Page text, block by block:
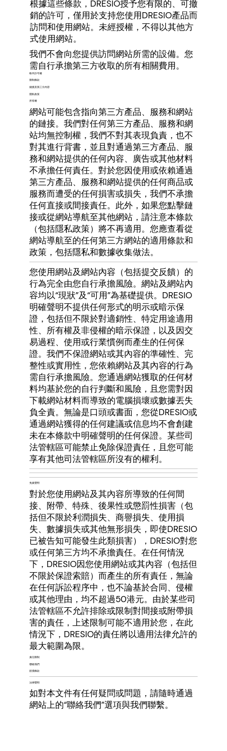
我們不會向您提供訪問網站所需的設備。您
需自行承擔第三方收取的所有相關費用。
根據這些條款，DRESIO授予您有限的、可撤
銷的許可，僅用於支持您使用DRESIO產品而
訪問和使用網站。未經授權，不得以其他方
式使用網站。
軟件許可權
限制條款
所有權
隱私政策
鏈接及第三方內容
網站可能包含指向第三方產品、服務和網站
的鏈接。我們對任何第三方產品、服務和網
站均無控制權，我們不對其表現負責，也不
對其進行背書，並且對通過第三方產品、服
務和網站提供的任何內容、廣告或其他材料
不承擔任何責任。對於您因使用或依賴通過
第三方產品、服務和網站提供的任何商品或
服務而遭受的任何損害或損失，我們不承擔
任何直接或間接責任。此外，如果您點擊鏈
接或從網站導航至其他網站，請注意本條款
（包括隱私政策）將不再適用。您應查看從
網站導航至的任何第三方網站的適用條款和
政策，包括隱私和數據收集做法。
免責聲明
您使用網站及網站內容（包括提交反饋）的
行為完全由您自行承擔風險。網站及網站內
容均以“現狀”及“可用”為基礎提供。DRESIO
明確聲明不提供任何形式的明示或暗示保
證，包括但不限於對適銷性、特定用途適用
性、所有權及非侵權的暗示保證，以及因交
易過程、使用或行業慣例而產生的任何保
證。我們不保證網站或其內容的準確性、完
整性或實用性，您依賴網站及其內容的行為
需自行承擔風險。您通過網站獲取的任何材
料均基於您的自行判斷和風險，且您需對因
下載網站材料而導致的電腦損壞或數據丟失
負全責。無論是口頭或書面，您從DRESIO或
通過網站獲得的任何建議或信息均不會創建
未在本條款中明確聲明的任何保證。某些司
法管轄區可能禁止免除保證責任，且您可能
享有其他司法管轄區所沒有的權利。
責任限制
對於您使用網站及其內容所導致的任何間
接、附帶、特殊、後果性或懲罰性損害（包
括但不限於利潤損失、商譽損失、使用損
失、數據損失或其他無形損失，即使DRESIO
已被告知可能發生此類損害），DRESIO對您
或任何第三方均不承擔責任。在任何情況
下，DRESIO因您使用網站或其內容（包括但
不限於保證索賠）而產生的所有責任，無論
在任何訴訟程序中，也不論基於合同、侵權
或其他理由，均不超過50港元。由於某些司
法管轄區不允許排除或限制對間接或附帶損
害的責任，上述限制可能不適用於您，在此
情況下，DRESIO的責任將以適用法律允許的
最大範圍為限。
賠償條款
法律聲明
聯絡我們
如對本文件有任何疑問或問題，請隨時通過
網站上的“聯絡我們”選項與我們聯繫。